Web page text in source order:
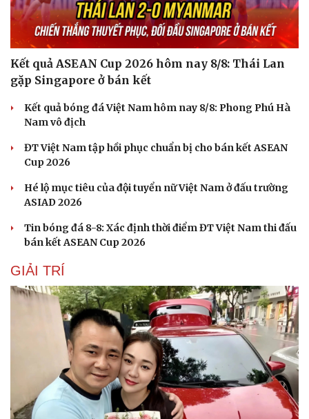
Kết quả ASEAN Cup 2026 hôm nay 8/8: Thái Lan
gặp Singapore ở bán kết
Kết quả bóng đá Việt Nam hôm nay 8/8: Phong Phú Hà
Nam vô địch
ĐT Việt Nam tập hồi phục chuẩn bị cho bán kết ASEAN
Cup 2026
Hé lộ mục tiêu của đội tuyển nữ Việt Nam ở đấu trường
ASIAD 2026
Tin bóng đá 8-8: Xác định thời điểm ĐT Việt Nam thi đấu
bán kết ASEAN Cup 2026
GIẢI TRÍ